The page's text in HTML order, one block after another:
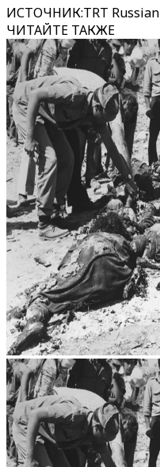
ИСТОЧНИК:TRT Russian
ЧИТАЙТЕ ТАКЖЕ